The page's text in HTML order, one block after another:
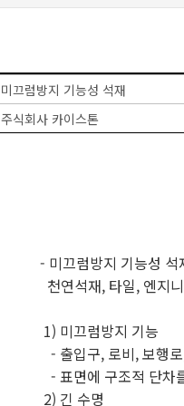
미끄럼방지 기능성 석재
주식회사 카이스톤